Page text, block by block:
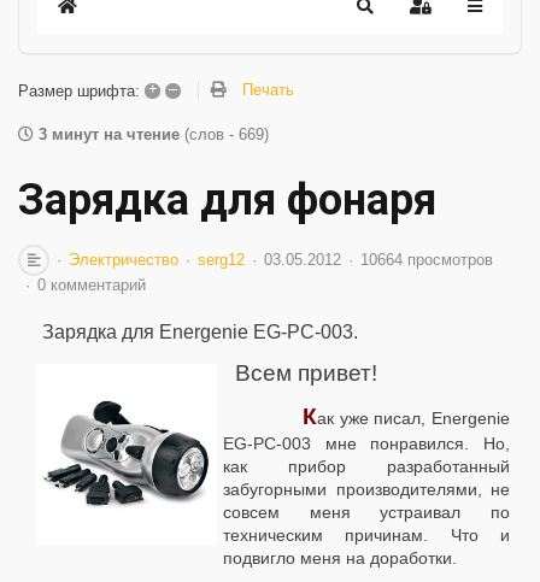
Размер шрифта: + – Печать
3 минут на чтение (слов - 669)
Зарядка для фонаря
Электричество serg12 03.05.2012
10664 просмотров
0 комментарий
Зарядка для Energenie EG-PC-003.
Всем привет!
Как уже писал, Energenie
EG-PC-003 мне понравился. Но,
как прибор разработанный
забугорными производителями, не
совсем меня устраивал по
техническим причинам. Что и
подвигло меня на доработки.